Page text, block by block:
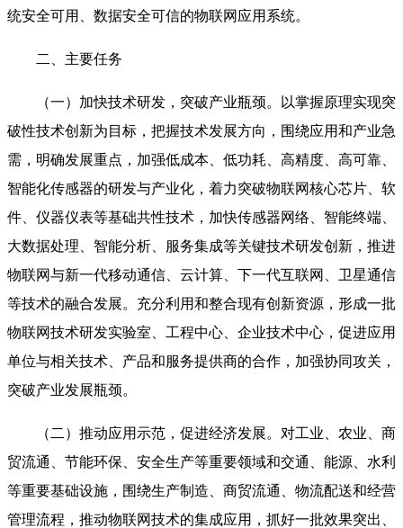
统安全可用、数据安全可信的物联网应用系统。
二、主要任务
（一）加快技术研发，突破产业瓶颈。以掌握原理实现突
破性技术创新为目标，把握技术发展方向，围绕应用和产业急
需，明确发展重点，加强低成本、低功耗、高精度、高可靠、
智能化传感器的研发与产业化，着力突破物联网核心芯片、软
件、仪器仪表等基础共性技术，加快传感器网络、智能终端、
大数据处理、智能分析、服务集成等关键技术研发创新，推进
物联网与新一代移动通信、云计算、下一代互联网、卫星通信
等技术的融合发展。充分利用和整合现有创新资源，形成一批
物联网技术研发实验室、工程中心、企业技术中心，促进应用
单位与相关技术、产品和服务提供商的合作，加强协同攻关，
突破产业发展瓶颈。
（二）推动应用示范，促进经济发展。对工业、农业、商
贸流通、节能环保、安全生产等重要领域和交通、能源、水利
等重要基础设施，围绕生产制造、商贸流通、物流配送和经营
管理流程，推动物联网技术的集成应用，抓好一批效果突出、